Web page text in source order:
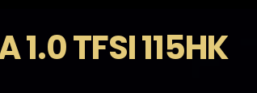
1.0 TFSI 115HK